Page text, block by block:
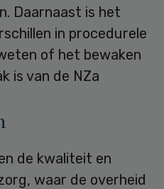
Daarnaast is het
in procedurele
of het bewaken
is van de NZa
de kwaliteit en
waar de overheid